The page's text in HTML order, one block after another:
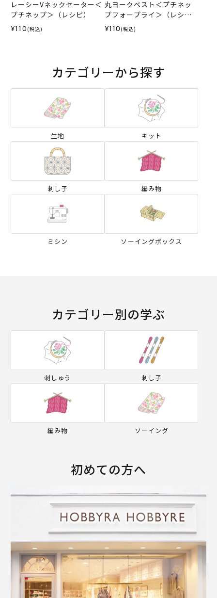
レーシーVネックセーター＜
プチネップ＞（レシピ）
¥110 (税込)
丸ヨークベスト＜プチネッ
プフォープライ＞（レシ
ピ）
¥110 (税込)
カテゴリーから探す
生地 キット
刺し子 編み物
ミシン ソーイングボックス
カテゴリー別の学ぶ
刺しゅう 刺し子
編み物 ソーイング
初めての方へ